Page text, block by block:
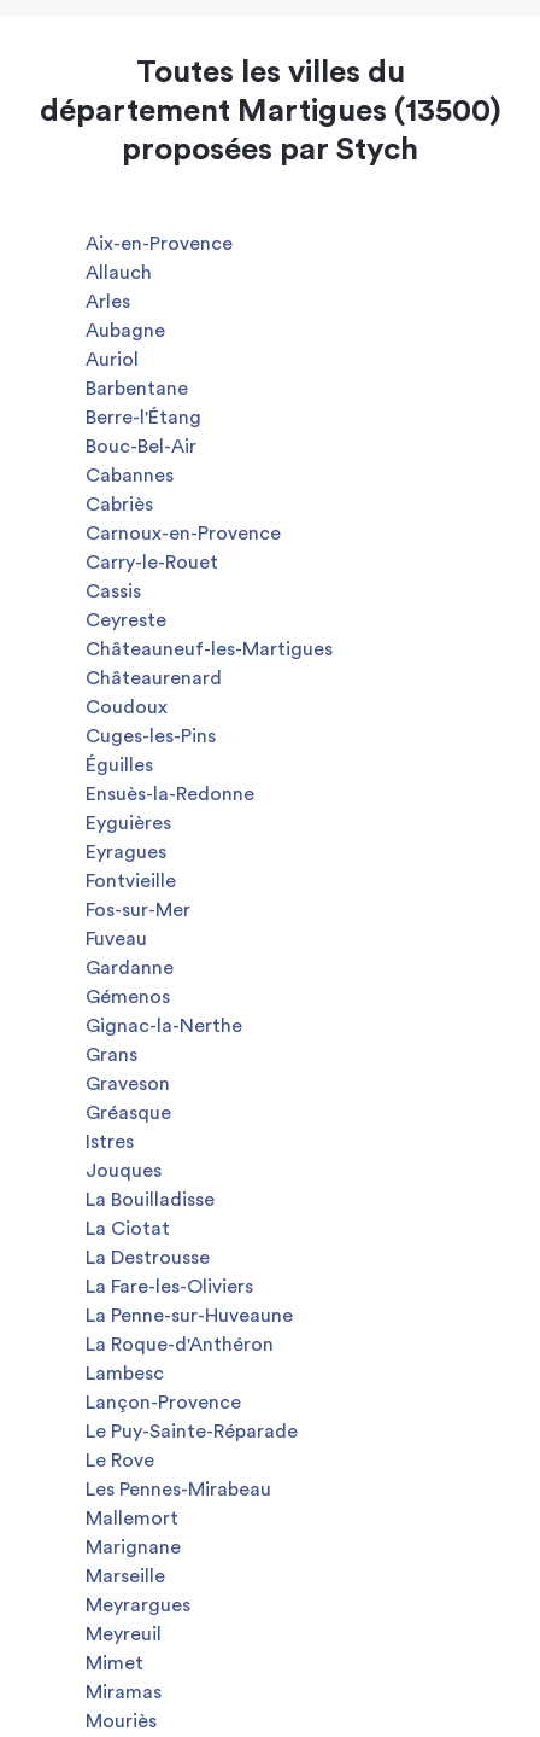
Toutes les villes du
département Martigues (13500)
proposées par Stych
Aix-en-Provence
Allauch
Arles
Aubagne
Auriol
Barbentane
Berre-l'Étang
Bouc-Bel-Air
Cabannes
Cabriès
Carnoux-en-Provence
Carry-le-Rouet
Cassis
Ceyreste
Châteauneuf-les-Martigues
Châteaurenard
Coudoux
Cuges-les-Pins
Éguilles
Ensuès-la-Redonne
Eyguières
Eyragues
Fontvieille
Fos-sur-Mer
Fuveau
Gardanne
Gémenos
Gignac-la-Nerthe
Grans
Graveson
Gréasque
Istres
Jouques
La Bouilladisse
La Ciotat
La Destrousse
La Fare-les-Oliviers
La Penne-sur-Huveaune
La Roque-d'Anthéron
Lambesc
Lançon-Provence
Le Puy-Sainte-Réparade
Le Rove
Les Pennes-Mirabeau
Mallemort
Marignane
Marseille
Meyrargues
Meyreuil
Mimet
Miramas
Mouriès